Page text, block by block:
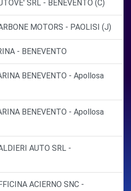
SRL - BENEVENTO (C)
MOTORS - PAOLISI (J)
- BENEVENTO
BENEVENTO - Apollosa
BENEVENTO - Apollosa
AUTO SRL -
ACIERNO SNC -